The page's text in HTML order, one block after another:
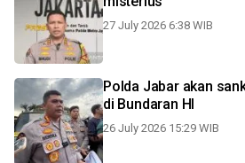
27 July 2026 6:38 WIB
Polda Jabar akan
di Bundaran HI
26 July 2026 15:29 WIB